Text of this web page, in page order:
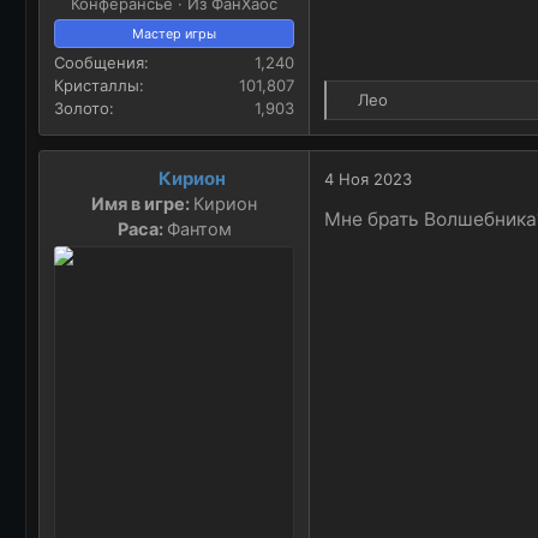
Конферансье · Из ФанХаос
Мастер игры
Сообщения
1,240
Кристаллы
101,807
Золото
1,903
Р
е
ц
и
Лео
Кирион
Имя в игре: Кирион
Раса: Фантом
4 Ноя 2023
Мне брать